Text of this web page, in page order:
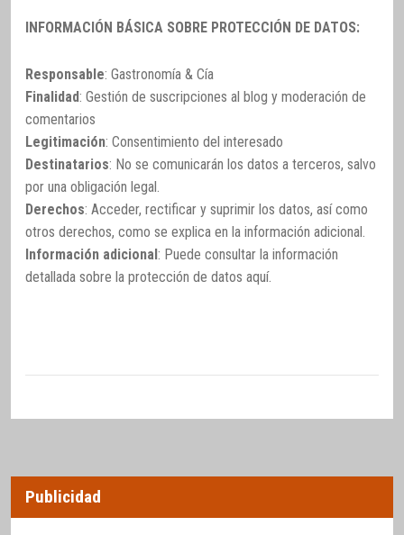
INFORMACIÓN BÁSICA SOBRE PROTECCIÓN DE DATOS:
Responsable: Gastronomía & Cía
Finalidad: Gestión de suscripciones al blog y moderación de
comentarios
Legitimación: Consentimiento del interesado
Destinatarios: No se comunicarán los datos a terceros, salvo
por una obligación legal.
Derechos: Acceder, rectificar y suprimir los datos, así como
otros derechos, como se explica en la información adicional.
Información adicional: Puede consultar la información
detallada sobre la protección de datos aquí.
Publicidad